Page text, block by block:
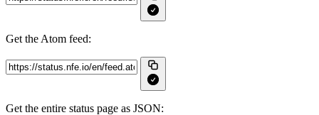
Get the Atom feed:
Get the entire status page as JSON: